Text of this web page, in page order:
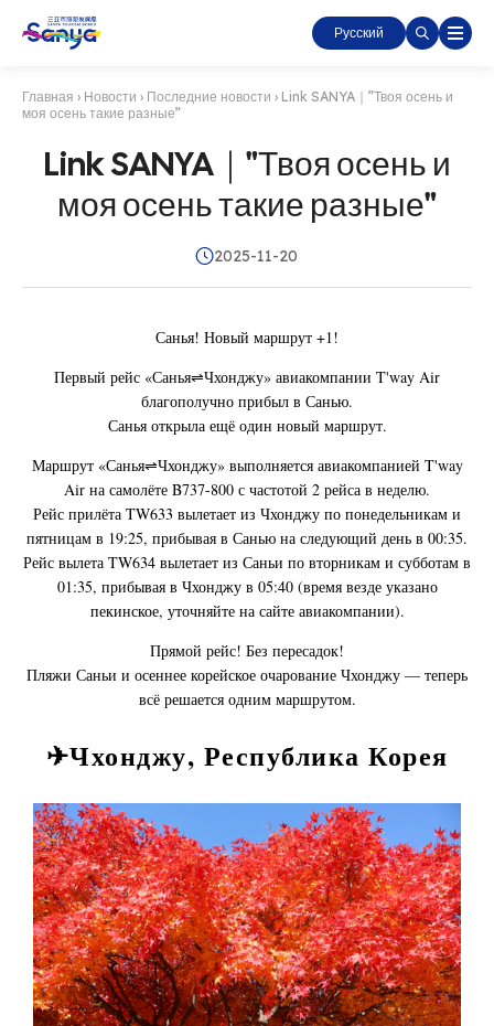
Русский
Главная › Новости › Последние новости › Link SANYA｜”Твоя осень и
моя осень такие разные”
Link SANYA｜"Твоя осень и
моя осень такие разные"
2025-11-20
Санья! Новый маршрут +1!
Первый рейс «Санья⇌Чхонджу» авиакомпании T'way Air
благополучно прибыл в Санью.
Санья открыла ещё один новый маршрут.
Маршрут «Санья⇌Чхонджу» выполняется авиакомпанией T'way
Air на самолёте B737-800 с частотой 2 рейса в неделю.
Рейс прилёта TW633 вылетает из Чхонджу по понедельникам и
пятницам в 19:25, прибывая в Санью на следующий день в 00:35.
Рейс вылета TW634 вылетает из Саньи по вторникам и субботам в
01:35, прибывая в Чхонджу в 05:40 (время везде указано
пекинское, уточняйте на сайте авиакомпании).
Прямой рейс! Без пересадок!
Пляжи Саньи и осеннее корейское очарование Чхонджу — теперь
всё решается одним маршрутом.
✈Чхонджу, Республика Корея